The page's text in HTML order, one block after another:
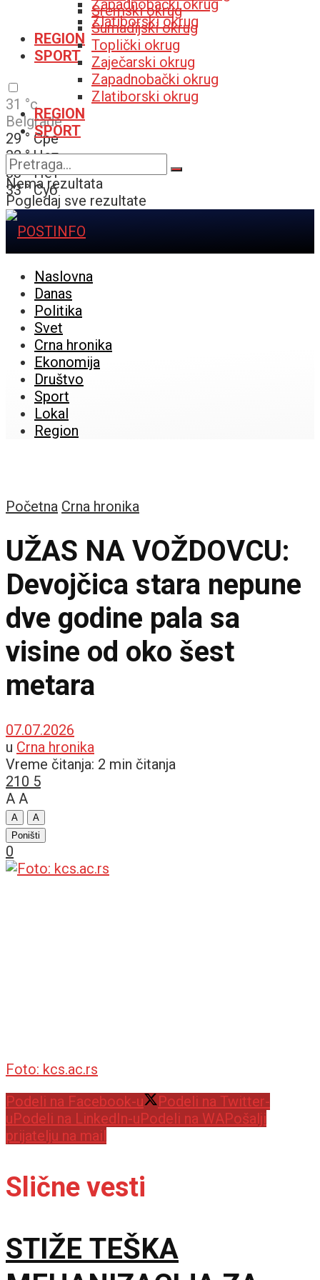
Zapadnobački okrug
Zlatiborski okrug
REGION
SPORT
31 °c
Belgrade
29 ° Сре
32 ° Чет
33 ° Пет
33 ° Суб
Sremski okrug
Šumadijski okrug
Toplički okrug
Zaječarski okrug
Zapadnobački okrug
Zlatiborski okrug
REGION
SPORT
Nema rezultata
Pogledaj sve rezultate
Naslovna
Danas
Politika
Svet
Crna hronika
Ekonomija
Društvo
Sport
Lokal
Region
Početna Crna hronika
UŽAS NA VOŽDOVCU:
Devojčica stara nepune
dve godine pala sa
visine od oko šest
metara
07.07.2026
u Crna hronika
Vreme čitanja: 2 min čitanja
210 5
A A
A
A
Poništi
0
Foto: kcs.ac.rs
Podeli na Facebook-u
Podeli na Twitter-
uPodeli na LinkedIn-uPodeli na WAPošalji
prijatelju na mail
Slične vesti
STIŽE TEŠKA